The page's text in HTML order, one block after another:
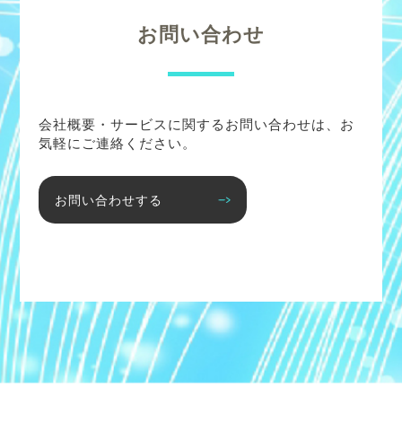
お問い合わせ
会社概要・サービスに関するお問い合わせは、お
気軽にご連絡ください。
お問い合わせする